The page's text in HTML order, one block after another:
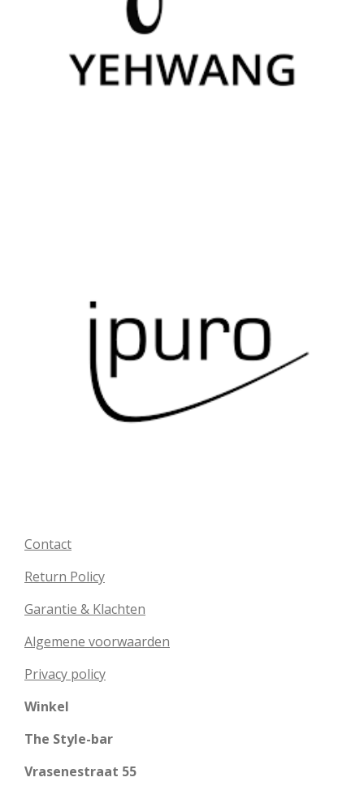
Contact
Return Policy
Garantie & Klachten
Algemene voorwaarden
Privacy policy
Winkel
The Style-bar
Vrasenestraat 55